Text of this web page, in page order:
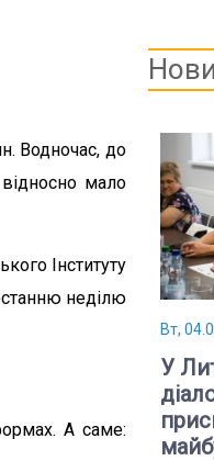
Водночас, до
мало
Інституту
неділю
А саме:
Вт,
У